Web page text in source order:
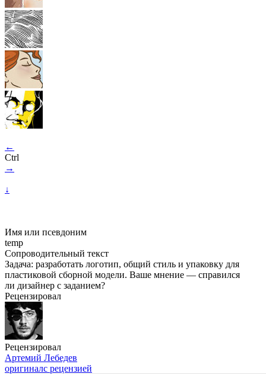
←
Ctrl
→
↓
Имя или псевдоним
temp
Сопроводительный текст
Задача: разработать логотип, общий стиль и упаковку для
пластиковой сборной модели. Ваше мнение — справился
ли дизайнер с заданием?
Рецензировал
Рецензировал
Артемий Лебедев
оригиналс рецензией